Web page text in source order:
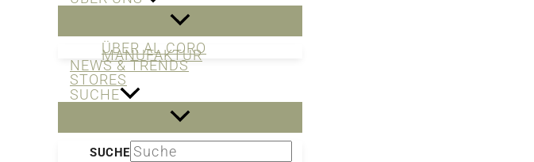
ÜBER AL CORO
MANUFAKTUR
NEWS & TRENDS
STORES
SUCHE
SUCHE